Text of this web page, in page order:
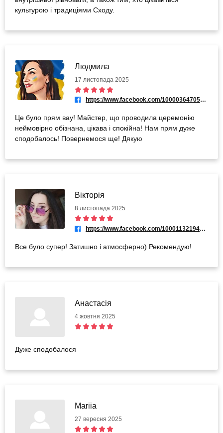
культурою і традиціями Сходу.
Людмила
17 листопада 2025
https://www.facebook.com/100003647051042
Це було прям вау! Майстер, що проводила церемонію
неймовірно обізнана, цікава і спокійна! Нам прям дуже
сподобалось! Повернемося ще! Дякую
Вікторія
8 листопада 2025
https://www.facebook.com/100011321947292
Все було супер! Затишно і атмосферно) Рекомендую!
Анастасія
4 жовтня 2025
Дуже сподобалося
Mariia
27 вересня 2025